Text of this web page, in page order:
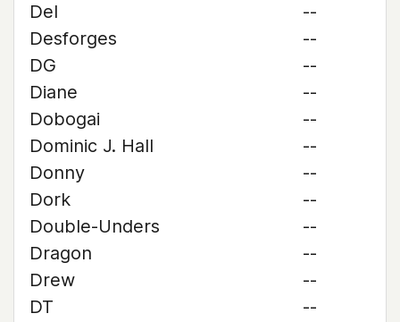
Del
--
Desforges
--
DG
--
Diane
--
Dobogai
--
Dominic J. Hall
--
Donny
--
Dork
--
Double-Unders
--
Dragon
--
Drew
--
DT
--